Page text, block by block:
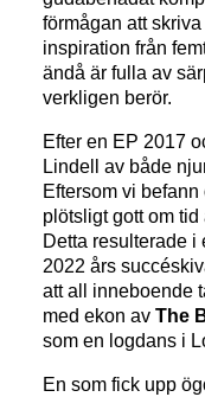
förmågan att
inspiration från
ändå är fulla av
verkligen berör.
Efter en EP 2017
Lindell av både
Eftersom vi
plötsligt gott om
Detta resulterade i
2022 års
att all inneboende
med ekon avThe
som en logdans i
En som fick upp